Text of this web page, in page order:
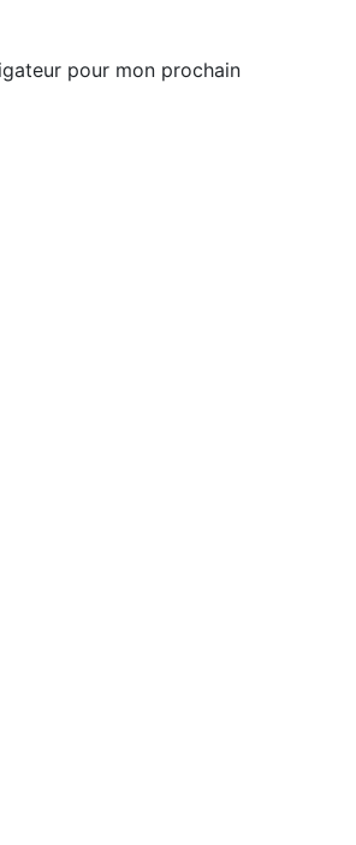
pour mon prochain